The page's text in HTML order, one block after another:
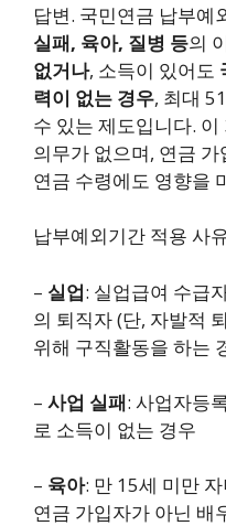
답변. 국민연금 납부예
실패, 육아, 질병 등의
없거나, 소득이 있어도
력이 없는 경우, 최대
수 있는 제도입니다.
의무가 없으며, 연금
연금 수령에도 영향을
납부예외기간 적용 사
– 실업: 실업급여 수급
의 퇴직자 (단, 자발적
위해 구직활동을 하는
– 사업 실패: 사업자등
로 소득이 없는 경우
– 육아: 만 15세 미만
연금 가입자가 아닌 배